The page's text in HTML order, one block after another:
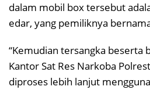
dalam mobil box tersebut
edar, yang pemiliknya
“Kemudian tersangka beserta
Kantor Sat Res Narkoba
diproses lebih lanjut